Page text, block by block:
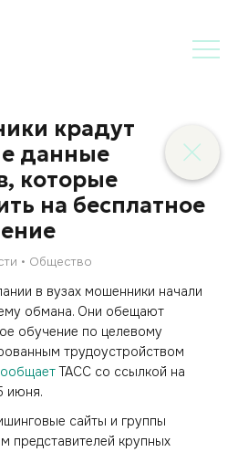
крадут
данные
которые
на бесплатное
Общество
в вузах мошенники начали
обмана. Они обещают
обучение по целевому
трудоустройством
ТАСС со ссылкой на
июня.
сайты и группы
представителей крупных